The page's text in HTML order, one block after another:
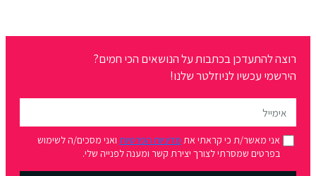
רוצה להתעדכן בכתבות על הנושאים הכי חמים?
הירשמי עכשיו לניוזלטר שלנו!
אני מאשר/ת כי קראתי אתמדיניות הפרטיותואני מסכים/ה לשימוש
בפרטים שמסרתי לצורך יצירת קשר ומענה לפנייה שלי.